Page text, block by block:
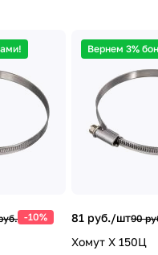
-10%
Вернем 3%
81 руб./шт90
Хомут Х 150Ц